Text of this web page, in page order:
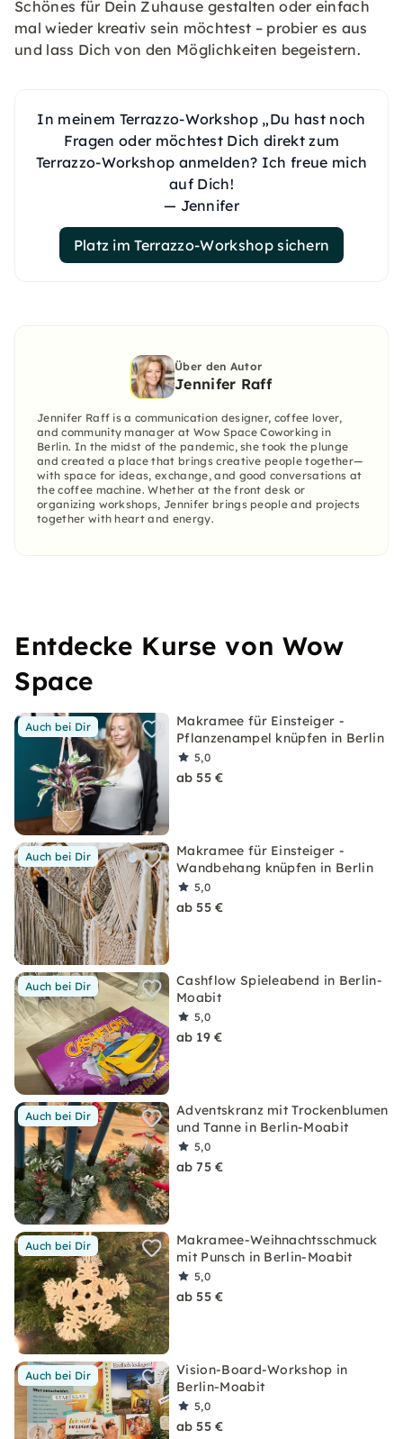
Schönes für Dein Zuhause gestalten oder einfach
mal wieder kreativ sein möchtest – probier es aus
und lass Dich von den Möglichkeiten begeistern.
In meinem Terrazzo-Workshop „Du hast noch
Fragen oder möchtest Dich direkt zum
Terrazzo-Workshop anmelden? Ich freue mich
auf Dich!
— Jennifer
Platz im Terrazzo-Workshop sichern
Über den Autor
Jennifer Raff
Jennifer Raff is a communication designer, coffee lover,
and community manager at Wow Space Coworking in
Berlin. In the midst of the pandemic, she took the plunge
and created a place that brings creative people together—
with space for ideas, exchange, and good conversations at
the coffee machine. Whether at the front desk or
organizing workshops, Jennifer brings people and projects
together with heart and energy.
Entdecke Kurse von Wow
Space
Auch bei Dir
Makramee für Einsteiger -
Pflanzenampel knüpfen in Berlin
5,0
ab 55 €
Auch bei Dir
Makramee für Einsteiger -
Wandbehang knüpfen in Berlin
5,0
ab 55 €
Auch bei Dir
Cashflow Spieleabend in Berlin-
Moabit
5,0
ab 19 €
Auch bei Dir
Adventskranz mit Trockenblumen
und Tanne in Berlin-Moabit
5,0
ab 75 €
Auch bei Dir
Makramee-Weihnachtsschmuck
mit Punsch in Berlin-Moabit
5,0
ab 55 €
Auch bei Dir
Vision-Board-Workshop in
Berlin-Moabit
5,0
ab 55 €